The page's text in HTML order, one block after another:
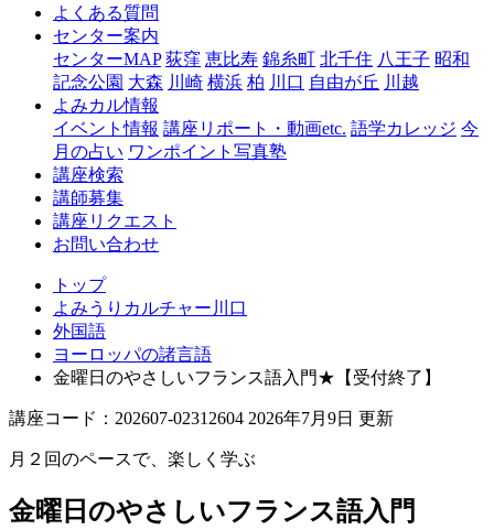
口
よくある質問
センター案内
センターMAP 荻窪 恵比寿 錦糸町 北千住 八王子 昭和
記念公園 大森 川崎 横浜 柏 川口 自由が丘 川越
よみカル情報
イベント情報 講座リポート・動画etc. 語学カレッジ 今
月の占い ワンポイント写真塾
講座検索
講師募集
講座リクエスト
お問い合わせ
トップ
よみうりカルチャー川口
外国語
ヨーロッパの諸言語
金曜日のやさしいフランス語入門★【受付終了】
講座コード：202607-02312604 2026年7月9日 更新
月２回のペースで、楽しく学ぶ
金曜日のやさしいフランス語入門